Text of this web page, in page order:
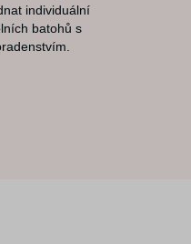
individuální
batohů s